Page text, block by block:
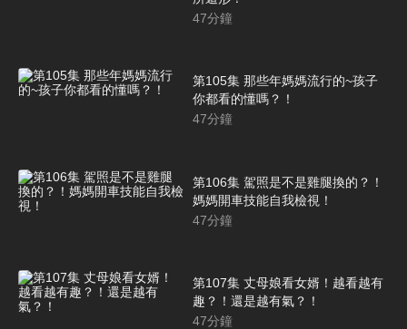
47分鐘
第105集 那些年媽媽流行的~孩子
你都看的懂嗎？！
47分鐘
第106集 駕照是不是雞腿換的？！
媽媽開車技能自我檢視！
47分鐘
第107集 丈母娘看女婿！越看越有
趣？！還是越有氣？！
47分鐘